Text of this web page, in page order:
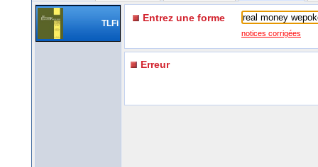
TLFi Entrez une forme
notices corrigées
Erreur